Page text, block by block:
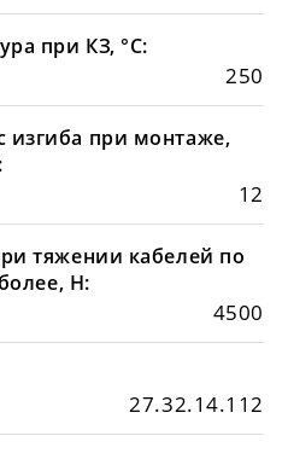
при КЗ, °С:
250
при монтаже,
12
тяжении кабелей по
Н:
4500
27.32.14.112